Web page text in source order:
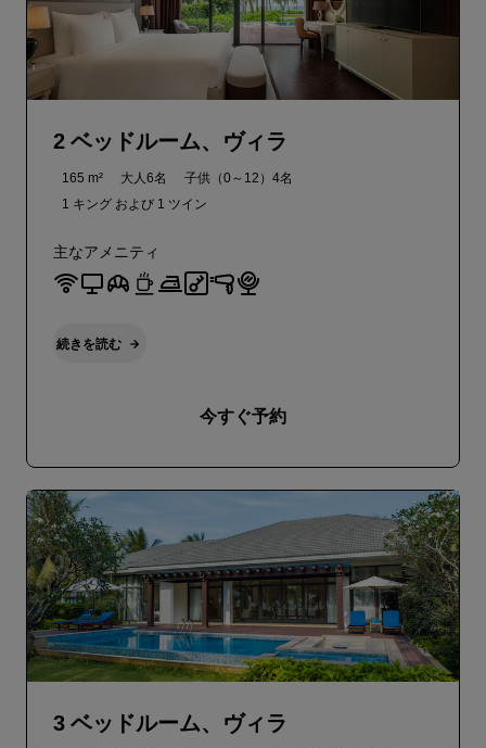
2 ベッドルーム、ヴィラ
165 m² 大人6名
子供（0～12）4名
1 キング および 1 ツイン
主なアメニティ
続きを読む
今すぐ予約
3 ベッドルーム、ヴィラ